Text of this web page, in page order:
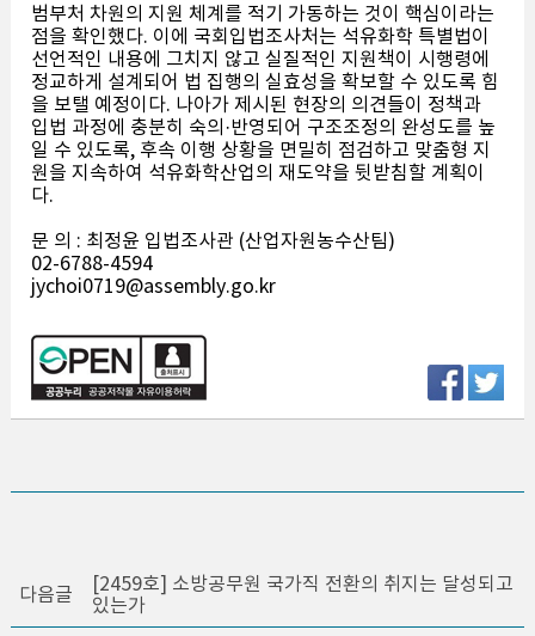
범부처 차원의 지원 체계를 적기 가동하는 것이 핵심이라는
점을 확인했다. 이에 국회입법조사처는 석유화학 특별법이
선언적인 내용에 그치지 않고 실질적인 지원책이 시행령에
정교하게 설계되어 법 집행의 실효성을 확보할 수 있도록 힘
을 보탤 예정이다. 나아가 제시된 현장의 의견들이 정책과
입법 과정에 충분히 숙의·반영되어 구조조정의 완성도를 높
일 수 있도록, 후속 이행 상황을 면밀히 점검하고 맞춤형 지
원을 지속하여 석유화학산업의 재도약을 뒷받침할 계획이
다.
문 의 : 최정윤 입법조사관 (산업자원농수산팀)
02-6788-4594
jychoi0719@assembly.go.kr
다음글
[2459호] 소방공무원 국가직 전환의 취지는 달성되고
있는가